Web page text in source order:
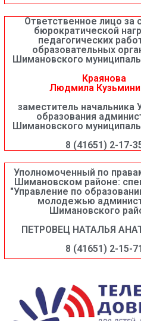
Ответственное лицо за
бюрократической
педагогических
образовательных
Шимановского
Краянова
Людмила
заместитель начальника
образования
Шимановского
8 (41651) 2-17-
Уполномоченный по
Шимановском районе:
"Управление по
молодежью
Шимановского
ПЕТРОВЕЦ НАТАЛЬЯ
8 (41651) 2-15-71